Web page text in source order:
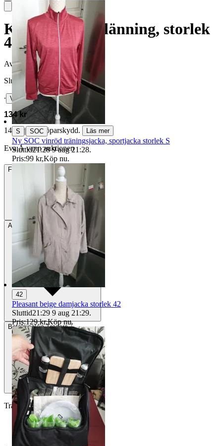
Kappahl röd klänning, storlek
40
Avslutad
24 maj 21:17
Slutpris
∙ Visa bud
134 kr
143 kr med köparskydd.
Läs mer
Eva.Å vann auktionen
Frakt
Avhämtningeskilstuna, Sverige
BetalningVia Tradera
Traderas köparskydd
S | SOC
Ny SOC vinröd träningsjacka, sportjacka storlek S
Sluttid21:28 9 aug 21:28.
Pris:99 kr,Köp nu.
42
Pleasant beige damjacka storlek 42
Sluttid21:29 9 aug 21:29.
Pris:129 kr,Köp nu.